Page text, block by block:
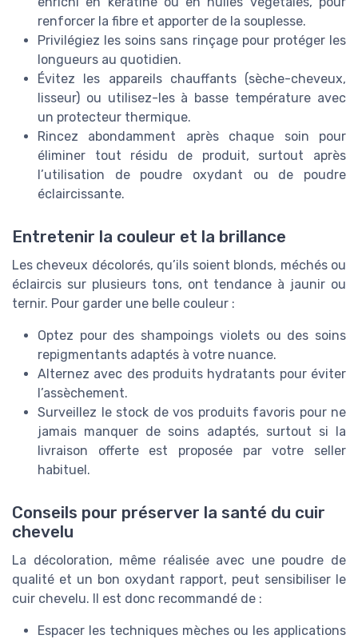
renforcer la fibre et apporter de la souplesse.
Privilégiez les soins sans rinçage pour protéger les
longueurs au quotidien.
Évitez les appareils chauffants (sèche-cheveux,
lisseur) ou utilisez-les à basse température avec
un protecteur thermique.
Rincez abondamment après chaque soin pour
éliminer tout résidu de produit, surtout après
l’utilisation de poudre oxydant ou de poudre
éclaircissante.
Entretenir la couleur et la brillance
Les cheveux décolorés, qu’ils soient blonds, méchés ou
éclaircis sur plusieurs tons, ont tendance à jaunir ou
ternir. Pour garder une belle couleur :
Optez pour des shampoings violets ou des soins
repigmentants adaptés à votre nuance.
Alternez avec des produits hydratants pour éviter
l’assèchement.
Surveillez le stock de vos produits favoris pour ne
jamais manquer de soins adaptés, surtout si la
livraison offerte est proposée par votre seller
habituel.
Conseils pour préserver la santé du cuir
chevelu
La décoloration, même réalisée avec une poudre de
qualité et un bon oxydant rapport, peut sensibiliser le
cuir chevelu. Il est donc recommandé de :
Espacer les techniques mèches ou les applications